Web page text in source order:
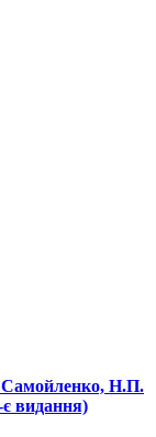
Самойленко, Н.П.
видання)